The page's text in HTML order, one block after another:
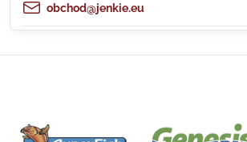
obchod@jenkie.eu